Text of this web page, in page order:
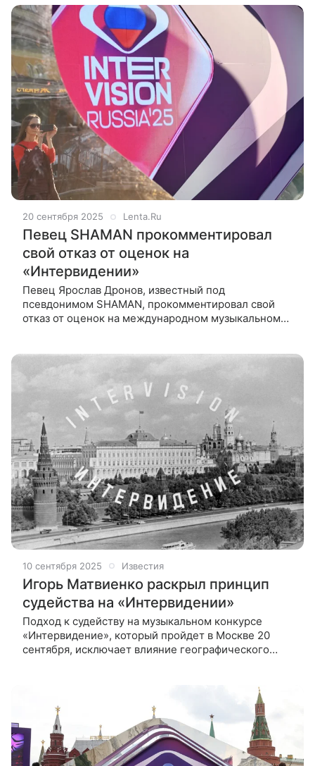
могли бы лучше выступить, заяви
20 сентября 2025 Lenta.Ru
Певец SHAMAN прокомментировал
свой отказ от оценок на
«Интервидении»
Певец Ярослав Дронов, известный под
псевдонимом SHAMAN, прокомментировал свой
отказ от оценок на международном музыкальном
что наша страна уже победила, возрод
10 сентября 2025 Известия
Игорь Матвиенко раскрыл принцип
судейства на «Интервидении»
Подход к судейству на музыкальном конкурсе
«Интервидение», который пройдет в Москве 20
сентября, исключает влияние географического